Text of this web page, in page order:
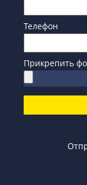
Телефон
Прикрепить